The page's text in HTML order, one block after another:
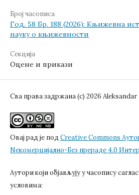
Број часописа
Год. 58 Бр. 188 (2026): Књижевна
науку о књижевности
Секција
Оцене и прикази
Сва права задржана (c) 2026 Aleksandar
Овај рад је под Creative Commons
Nекомерцијално-Без прераде 4.0
Аутори који објављују у часопису
условима: